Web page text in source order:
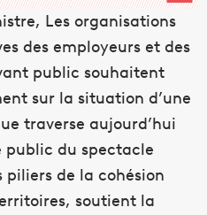
Les organisations
des employeurs et des
public souhaitent
sur la situation d’une
traverse aujourd’hui
public du spectacle
piliers de la cohésion
soutient la